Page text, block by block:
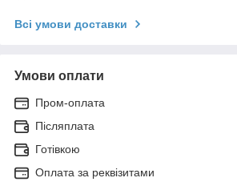
Всі умови доставки
Умови оплати
Пром-оплата
Післяплата
Готівкою
Оплата за реквізитами